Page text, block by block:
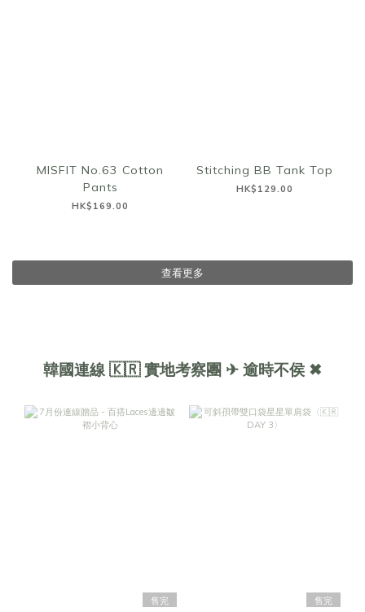
MISFIT No.63 Cotton
Pants
HK$169.00
Stitching BB Tank Top
HK$129.00
查看更多
韓國連線 🇰🇷 實地考察團 ✈ 逾時不侯 ✖︎
售完 售完